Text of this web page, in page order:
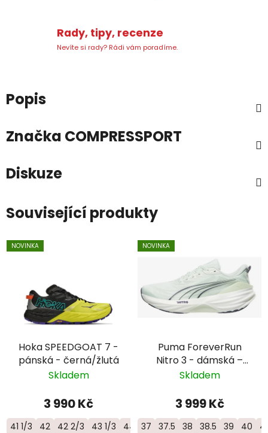
Rady, tipy, recenze
Nevíte si rady? Rádi vám poradíme.
Popis
Značka COMPRESSPORT
Diskuze
Související produkty
NOVINKA
Hoka SPEEDGOAT 7 -
pánská - černá/žlutá
Skladem
3 990 Kč
41 1/3 42 42 2/3 43 1/3 44 44 2/3 45 1/3 46 46 2/3
NOVINKA
Puma ForeverRun
Nitro 3 - dámská –
zelená
Skladem
3 999 Kč
37 37.5 38 38.5 39 40